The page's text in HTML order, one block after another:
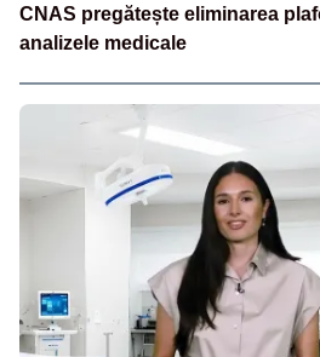
CNAS pregătește eliminarea
analizele medicale